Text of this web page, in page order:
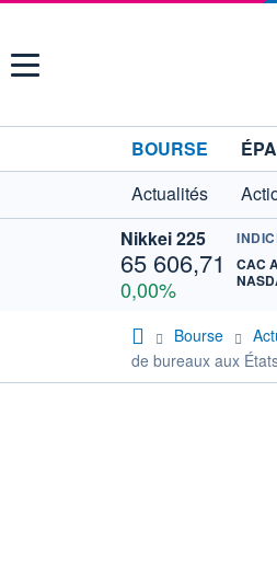
Menu
BOURSE
Actualités
Nikkei 225
65 606,71
0,00%
CAC
Bourse
de bureaux aux